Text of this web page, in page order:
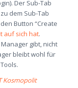
Der Sub-Tab
dem Sub-Tab
Button “Create
auf sich hat.
gibt, nicht
bleibt wohl für
Kosmopolit